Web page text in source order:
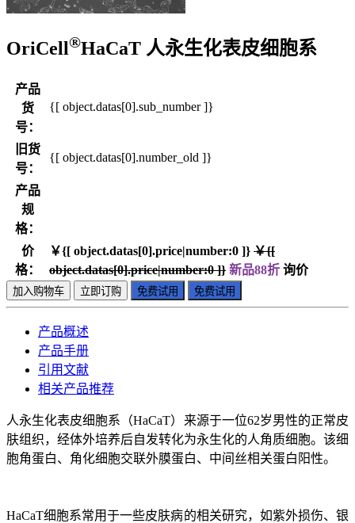
OriCell®HaCaT 人永生化表皮细胞系
产品
货
号：
{[ object.datas[0].sub_number ]}
旧货
号：
{[ object.datas[0].number_old ]}
产品
规
格：
价
格：
￥{[ object.datas[0].price|number:0 ]} ￥{[
object.datas[0].price|number:0 ]} 新品88折 询价
加入购物车 立即订购 免费试用 免费试用
产品概述
产品手册
引用文献
相关产品推荐
人永生化表皮细胞系（HaCaT）来源于一位62岁男性的正常皮
肤组织，经体外培养后自发转化为永生化的人角质细胞。该细
胞角蛋白、角化细胞交联外膜蛋白、中间丝相关蛋白阳性。
HaCaT细胞系常用于一些皮肤病的相关研究，如紫外损伤、银